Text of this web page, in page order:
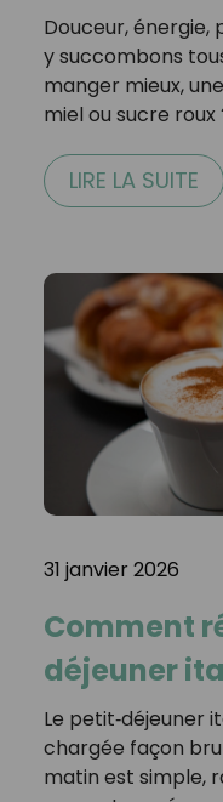
Douceur, énergie,
y succombons
manger mieux,
miel ou sucre roux
LIRE LA SUITE
31 janvier 2026
Comment
déjeuner
Le petit‑déjeuner
chargée façon
matin est simple,